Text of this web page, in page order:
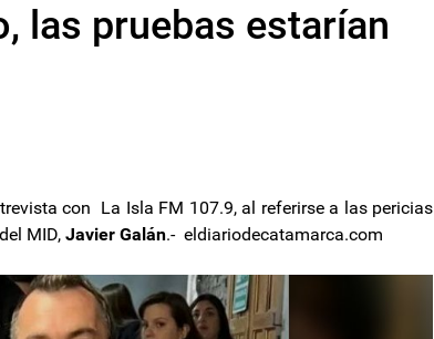
las pruebas estarían
con La Isla FM 107.9, al referirse a las pericias
MID, Javier Galán.- eldiariodecatamarca.com